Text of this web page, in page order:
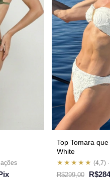
Top Tomara
White
★★★★★ (4,7)
R$299,00